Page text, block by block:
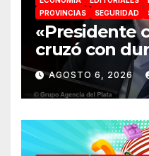
PROVINCIAS
SEGURIDAD
«Presidente
cruzó con
advirtió
político por
Patria
AGOSTO 6, 2026